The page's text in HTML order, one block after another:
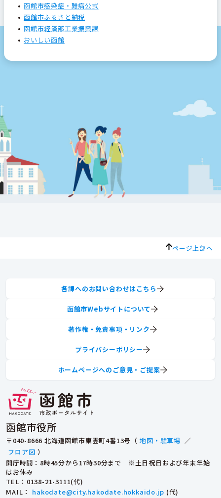
函館市感染症・難病公式
函館市ふるさと納税
函館市経済部工業振興課
おいしい函館
ページ上部へ
函館市役所
〒040-8666 北海道函館市東雲町4番13号（ 地図・駐車場 ／
フロア図 ）
開庁時間：8時45分から17時30分まで ※土日祝日および年末年始
はお休み
TEL ：0138-21-3111(代)
MAIL ： hakodate@city.hakodate.hokkaido.jp (代)
各課へのお問い合わせはこちら
函館市Webサイトについて
著作権・免責事項・リンク
プライバシーポリシー
ホームページへのご意見・ご提案